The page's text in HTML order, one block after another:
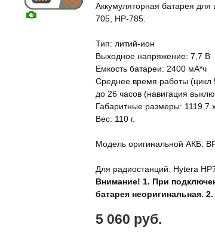
Аккумуляторная батарея
705, HP-785.
Тип: литий-ион
Выходное напряжение: 7,7 В
Емкость батареи: 2400 мА*ч
Среднее время работы (цикл
до 26 часов (навигация
Габаритные размеры: 1119.7
Вес: 110 г.
Модель оригинальной АКБ:
Для радиостанций: Hytera
Внимание! 1. При
батарея неоригинальная.
5 060 руб.